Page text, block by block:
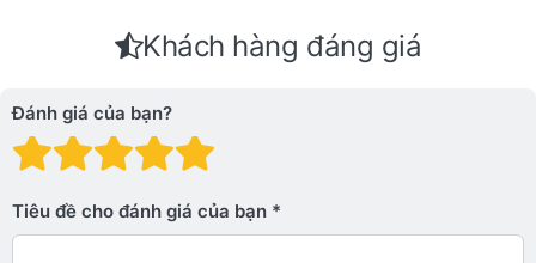
Khách hàng đáng giá
Đánh giá của bạn?
Đánh giá: 4 trên 5
Đánh giá: 3 trên 5 sao.
Đánh giá: 2 trên 5 sao.
Đánh giá: 1 trên 5 sao. Xấu
Tiêu đề cho đánh giá của bạn